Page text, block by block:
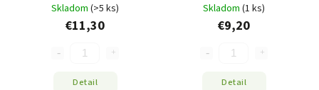
Skladom (>5 ks)
€11,30
Detail
Skladom (1 ks)
€9,20
Detail